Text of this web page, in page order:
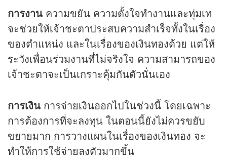
การงาน ความขยัน ความตั้งใจทำงานและทุ่มเท
จะช่วยให้เจ้าชะตาประสบความสำเร็จทั้งในเรื่อง
ของตำแหน่ง และในเรื่องของเงินทองด้วย แต่ให้
ระวังเพื่อนร่วมงานที่ไม่จริงใจ ความสามารถของ
เจ้าชะตาจะเป็นเกราะคุ้มกันตัวนั่นเอง
การเงิน การจ่ายเงินออกไปในช่วงนี้ โดยเฉพาะ
การต้องการที่จะลงทุน ในตอนนี้ยังไม่ควรขยับ
ขยายมาก การวางแผนในเรื่องของเงินทอง จะ
ทำให้การใช้จ่ายลงตัวมากขึ้น